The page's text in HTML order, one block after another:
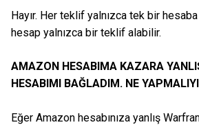
Hayır. Her teklif yalnızca tek bir
hesap yalnızca bir teklif alabilir.
AMAZON HESABIMA KAZARA
HESABIMI BAĞLADIM. NE
Eğer Amazon hesabınıza yanlış